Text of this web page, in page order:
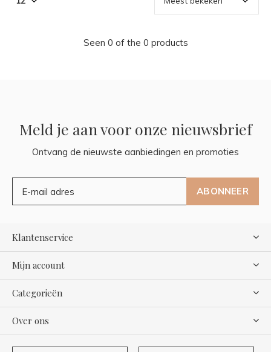
Seen 0 of the 0 products
Meld je aan voor onze nieuwsbrief
Ontvang de nieuwste aanbiedingen en promoties
ABONNEER
Klantenservice
Mijn account
Categorieën
Over ons